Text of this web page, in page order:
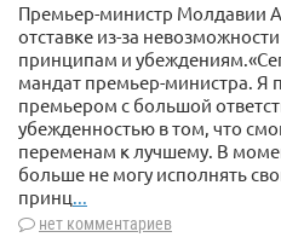
Премьер-министр Молдавии
отставке из-за
принципам и
мандат премьер-министра. Я
премьером с большой
убежденностью в том, что
переменам к лучшему. В
больше не могу исполнять
принц...
нет комментариев